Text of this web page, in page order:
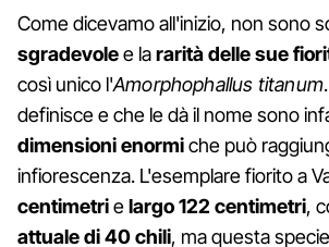
Come dicevamo all'inizio, non sono
sgradevolee lararità delle sue
così unico l'Amorphophallus titanum
definisce e che le dà il nome sono
dimensioni enormiche può
infiorescenza. L'esemplare fiorito a
centimetrielargo 122 centimetri,
attuale di 40 chili, ma questa